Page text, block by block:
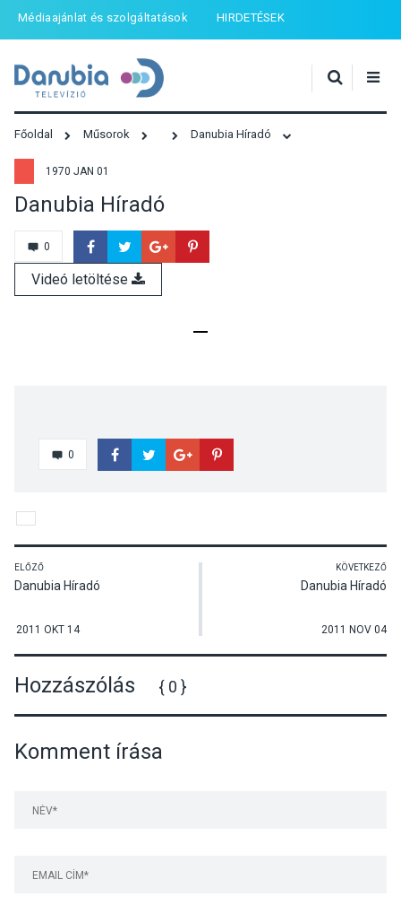
Médiaajánlat és szolgáltatások HIRDETÉSEK
Főoldal Műsorok Danubia Híradó
1970 JAN 01
Danubia Híradó
0
Videó letöltése
0
ELŐZŐ
Danubia Híradó
2011 OKT 14
KÖVETKEZŐ
Danubia Híradó
2011 NOV 04
Hozzászólás { 0 }
Komment írása